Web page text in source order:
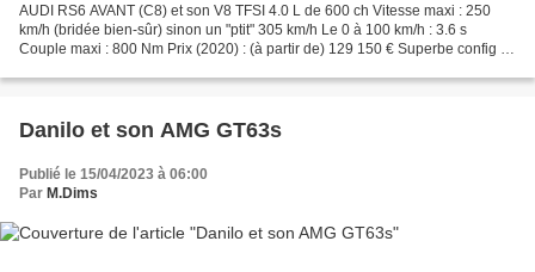
AUDI RS6 AVANT (C8) et son V8 TFSI 4.0 L de 600 ch Vitesse maxi : 250
km/h (bridée bien-sûr) sinon un "ptit" 305 km/h Le 0 à 100 km/h : 3.6 s
Couple maxi : 800 Nm Prix (2020) : (à partir de) 129 150 € Superbe config ,
Danilo et son AMG GT63s
Publié le 15/04/2023 à 06:00
Par M.Dims